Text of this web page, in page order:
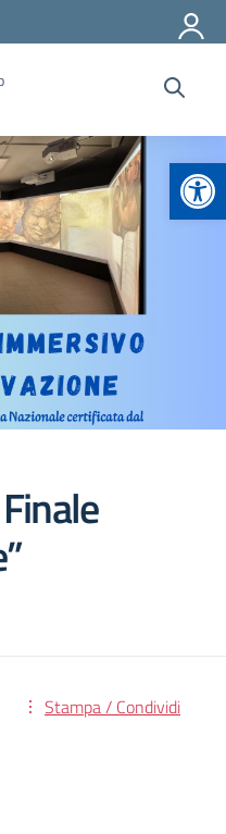
Stampa / Condividi